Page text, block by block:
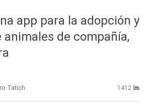
app para la adopción y
animales de compañía,
Tatich 1412